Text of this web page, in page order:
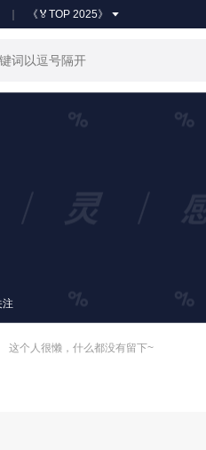
《🏅TOP 2025》
注
这个人很懒，什么都没有留下~